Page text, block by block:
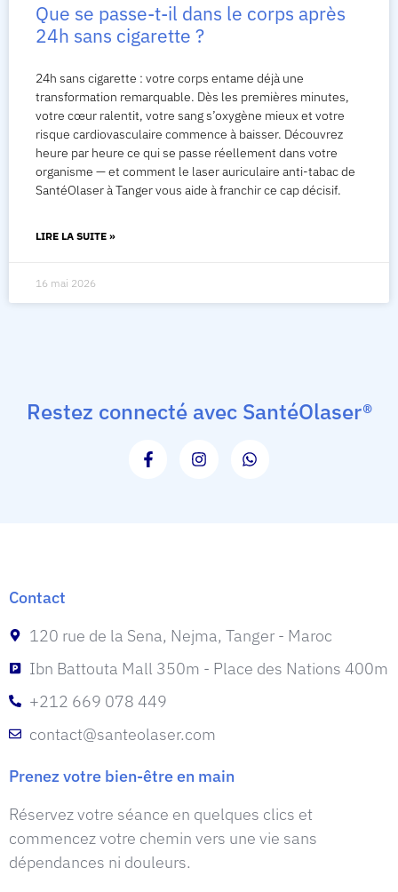
Que se passe-t-il dans le corps après
24h sans cigarette ?
24h sans cigarette : votre corps entame déjà une
transformation remarquable. Dès les premières minutes,
votre cœur ralentit, votre sang s’oxygène mieux et votre
risque cardiovasculaire commence à baisser. Découvrez
heure par heure ce qui se passe réellement dans votre
organisme — et comment le laser auriculaire anti-tabac de
SantéOlaser à Tanger vous aide à franchir ce cap décisif.
LIRE LA SUITE »
16 mai 2026
Restez connecté avec SantéOlaser®
Contact
120 rue de la Sena, Nejma, Tanger - Maroc
Ibn Battouta Mall 350m - Place des Nations 400m
+212 669 078 449
contact@santeolaser.com
Prenez votre bien-être en main
Réservez votre séance en quelques clics et
commencez votre chemin vers une vie sans
dépendances ni douleurs.